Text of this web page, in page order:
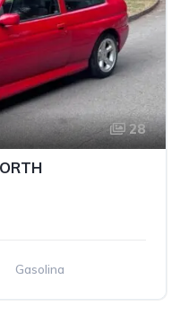
28
Gasolina